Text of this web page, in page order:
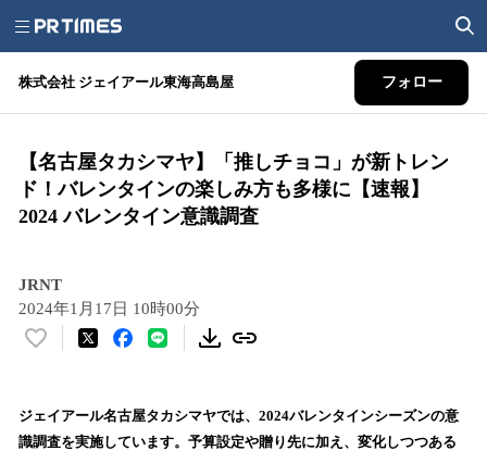
株式会社 ジェイアール東海高島屋 フォロー
【名古屋タカシマヤ】「推しチョコ」が新トレン
ド！バレンタインの楽しみ方も多様に【速報】
2024 バレンタイン意識調査
JRNT
2024年1月17日 10時00分
い
！
数
ジェイアール名古屋タカシマヤでは、2024バレンタインシーズンの意
識調査を実施しています。予算設定や贈り先に加え、変化しつつある